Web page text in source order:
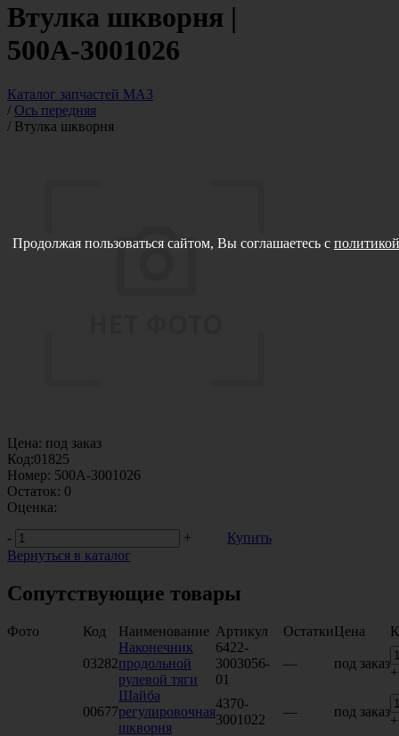
Втулка шкворня |
500А-3001026
Каталог запчастей МАЗ
/ Ось передняя
/ Втулка шкворня
Цена: под заказ
Код:01825
Номер: 500А-3001026
Остаток: 0
Оценка:
-
+
Купить
Вернуться в каталог
Сопутствующие товары
Фото Код Наименование Артикул ОстаткиЦена
03282
Наконечник
продольной
рулевой тяги
6422-
3003056-
01
— под заказ
+
00677
Шайба
регулировочная
шкворня
4370-
3001022
— под заказ
+
Продолжая пользоваться сайтом, Вы соглашаетесь с